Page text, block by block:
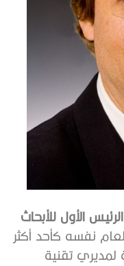
الأول للأبحاث
نفسه كأحد أكثر
لمديري تقنية